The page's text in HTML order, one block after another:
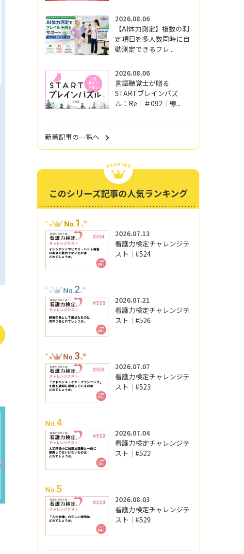
2026.08.06
【AI体力測定】複数の測
定項目を多人数同時に自
動測定できるフレ...
2026.08.06
言語聴覚士が贈る
STARTブレインパズ
ル：Re｜＃092｜線...
新着記事の一覧へ
このシリーズ記事の人気ランキング
No.1
2026.07.13
看護力検定チャレンジテ
スト｜#524
No.2
2026.07.21
看護力検定チャレンジテ
スト｜#526
No.3
2026.07.07
看護力検定チャレンジテ
スト｜#523
No.4
2026.07.04
看護力検定チャレンジテ
スト｜#522
No.5
2026.08.03
看護力検定チャレンジテ
スト｜#529